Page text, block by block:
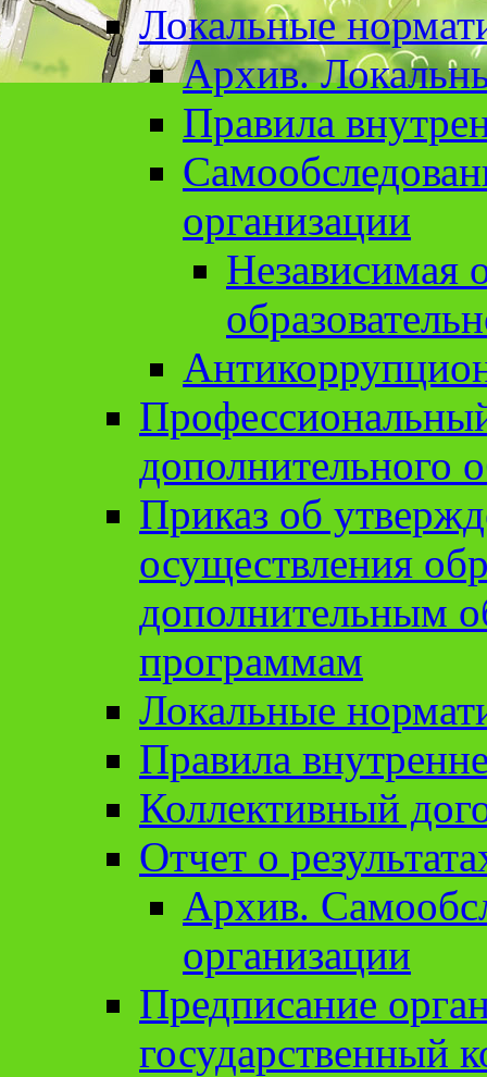
Локальные
Архив.
Правила
организации
Независимая
дополнительного
Приказ об
осуществления
дополнительным
программам
Локальные
Правила
Коллективный
Отчет о
Архив.
организации
Предписание
государственный